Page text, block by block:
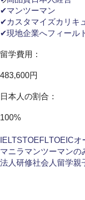
✔マンツーマン
✔カスタマイズカリキ
✔現地企業へフィール
留学費用：
483,600円
日本人の割合：
100%
IELTSTOEFLTOEICオ
マニラマンツーマンの
法人研修社会人留学親